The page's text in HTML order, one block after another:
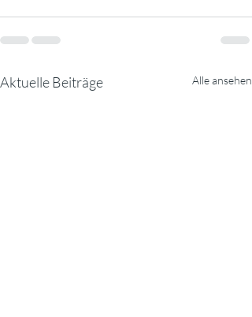
Aktuelle Beiträge Alle ansehen